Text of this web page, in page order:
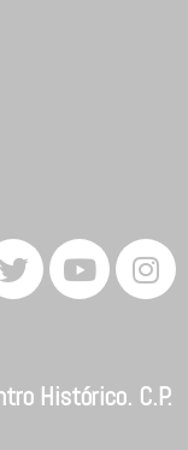
Histórico. C.P.